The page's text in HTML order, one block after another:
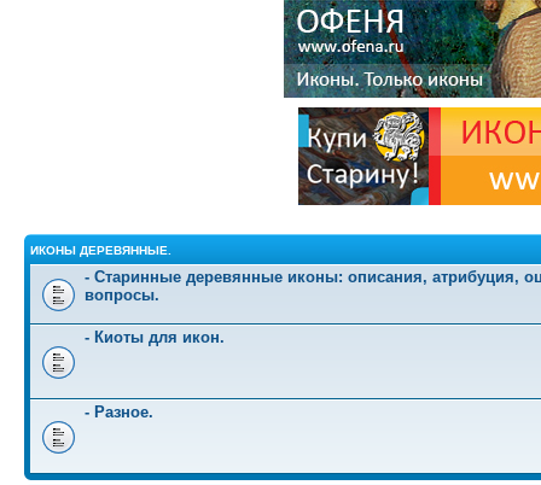
ИКОНЫ ДЕРЕВЯННЫЕ.
- Старинные деревянные иконы: описания, атрибуция,
вопросы.
- Киоты для икон.
- Разное.